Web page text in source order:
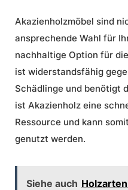
Akazienholzmöbel sind
ansprechende Wahl für
nachhaltige Option für
ist widerstandsfähig
Schädlinge und benötigt
ist Akazienholz eine
Ressource und kann
genutzt werden.
Siehe auch